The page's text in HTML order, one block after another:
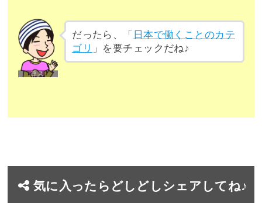
だったら、「 日本で働くことのカテ
ゴリ 」を要チェックだね♪
気に入ったらどしどしシェアしてね♪